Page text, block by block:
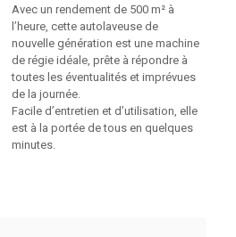
Avec un rendement de 500 m² à
l’heure, cette autolaveuse de
nouvelle génération est une machine
de régie idéale, prête à répondre à
toutes les éventualités et imprévues
de la journée.
Facile d’entretien et d’utilisation, elle
est à la portée de tous en quelques
minutes.